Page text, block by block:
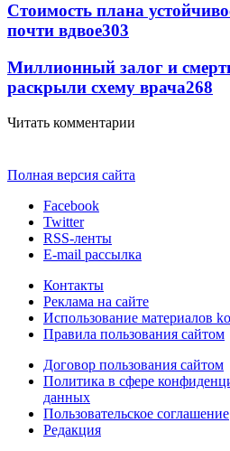
Стоимость плана
почти вдвое303
Миллионный залог и
раскрыли схему врача268
Читать комментарии
Полная версия сайта
Facebook
Twitter
RSS-ленты
E-mail рассылка
Контакты
Реклама на сайте
Использование материалов
Правила пользования сайтом
Договор пользования сайтом
Политика в сфере
данных
Пользовательское соглашение
Редакция